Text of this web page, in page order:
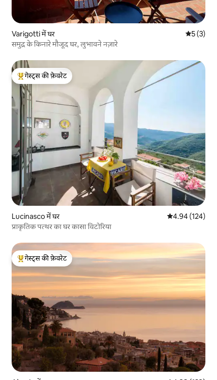
Varigotti में घर औसत रेटिंग
5 (3)
समुद्र के किनारे मौजूद घर, लुभावने नज़ारे
गेस्ट्स का टॉप फ़ेवरेट
गेस्ट्स की फ़ेवरेट
Lucinasco में घर औसत रेटिंग 5 में से
4.94 (124)
प्राकृतिक पत्थर का घर कासा विटोरिया
गेस्ट्स का टॉप फ़ेवरेट
गेस्ट्स की फ़ेवरेट